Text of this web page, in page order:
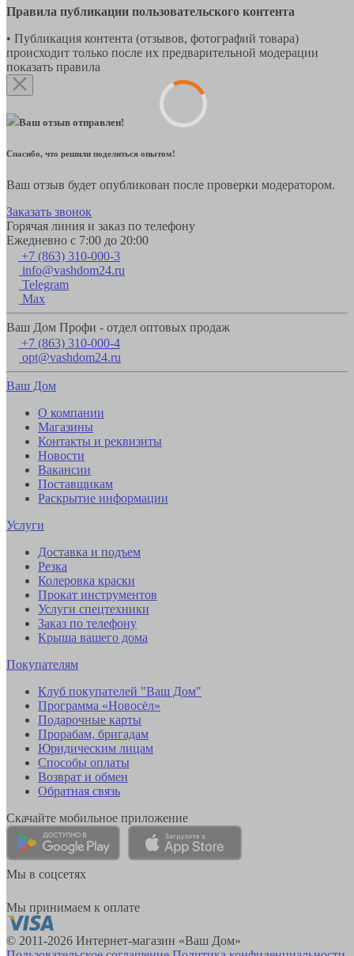
Правила публикации пользовательского контента
• Публикация контента (отзывов, фотографий товара)
происходит только после их предварительной модерации
показать правила
Ваш отзыв отправлен!
Спасибо, что решили поделиться опытом!
Ваш отзыв будет опубликован после проверки модератором.
Заказать звонок
Горячая линия и заказ по телефону
Ежедневно с 7:00 до 20:00
+7 (863) 310-000-3
info@vashdom24.ru
Telegram
Max
Ваш Дом Профи - отдел оптовых продаж
+7 (863) 310-000-4
opt@vashdom24.ru
Ваш Дом
О компании
Магазины
Контакты и реквизиты
Новости
Вакансии
Поставщикам
Раскрытие информации
Услуги
Доставка и подъем
Резка
Колеровка краски
Прокат инструментов
Услуги спецтехники
Заказ по телефону
Крыша вашего дома
Покупателям
Клуб покупателей "Ваш Дом"
Программа «Новосёл»
Подарочные карты
Прорабам, бригадам
Юридическим лицам
Способы оплаты
Возврат и обмен
Обратная связь
Скачайте мобильное приложение
Мы в соцсетях
Мы принимаем к оплате
© 2011-2026 Интернет-магазин «Ваш Дом»